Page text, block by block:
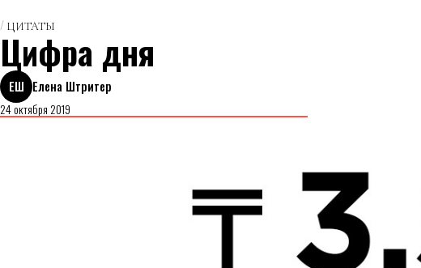
ЦИТАТЫ
Цифра дня
ЕШ Елена Штритер
24 октября 2019